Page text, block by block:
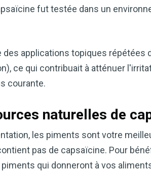
fut testée dans un
des applications topiques répétées
ce qui contribuait à atténuer
courante.
naturelles de
les piments sont votre
pas de capsaïcine. Pour
qui donneront à vos
grâce au vinaigre de
Accédez à mon guide
Le vinaigre de cidre de pomme
remèdes naturels les plus
souhaitiez améliorer votre